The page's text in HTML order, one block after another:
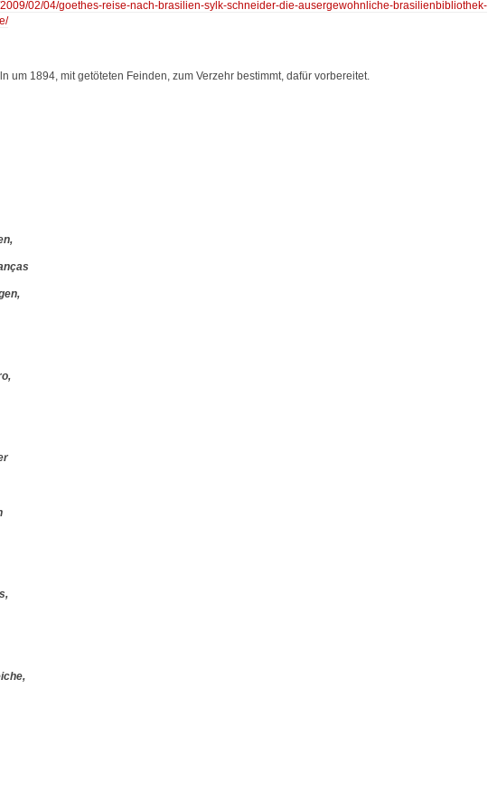
02/04/goethes-reise-nach-brasilien-sylk-schneider-die-ausergewohnliche-brasilienbibliothek-
um 1894, mit getöteten Feinden, zum Verzehr bestimmt, dafür vorbereitet.